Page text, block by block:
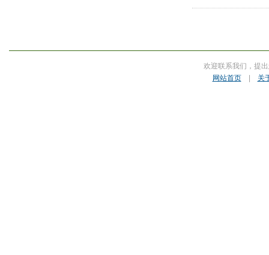
欢迎联系我们，提
网站首页| 关